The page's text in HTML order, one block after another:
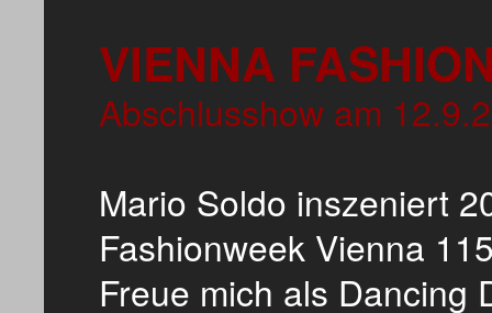
VIENNA
Abschlusshow am
Mario Soldo inszeniert
Fashionweek Vienna
Freue mich als Dancing